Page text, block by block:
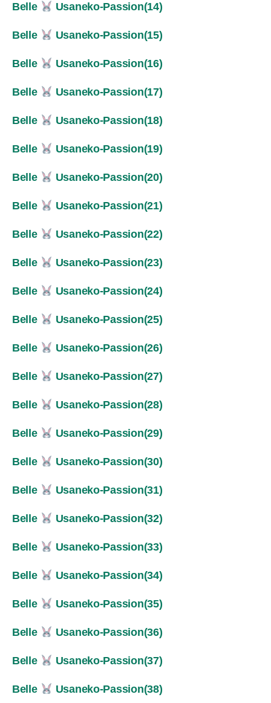
Belle Usaneko-Passion(14)
Belle Usaneko-Passion(15)
Belle Usaneko-Passion(16)
Belle Usaneko-Passion(17)
Belle Usaneko-Passion(18)
Belle Usaneko-Passion(19)
Belle Usaneko-Passion(20)
Belle Usaneko-Passion(21)
Belle Usaneko-Passion(22)
Belle Usaneko-Passion(23)
Belle Usaneko-Passion(24)
Belle Usaneko-Passion(25)
Belle Usaneko-Passion(26)
Belle Usaneko-Passion(27)
Belle Usaneko-Passion(28)
Belle Usaneko-Passion(29)
Belle Usaneko-Passion(30)
Belle Usaneko-Passion(31)
Belle Usaneko-Passion(32)
Belle Usaneko-Passion(33)
Belle Usaneko-Passion(34)
Belle Usaneko-Passion(35)
Belle Usaneko-Passion(36)
Belle Usaneko-Passion(37)
Belle Usaneko-Passion(38)